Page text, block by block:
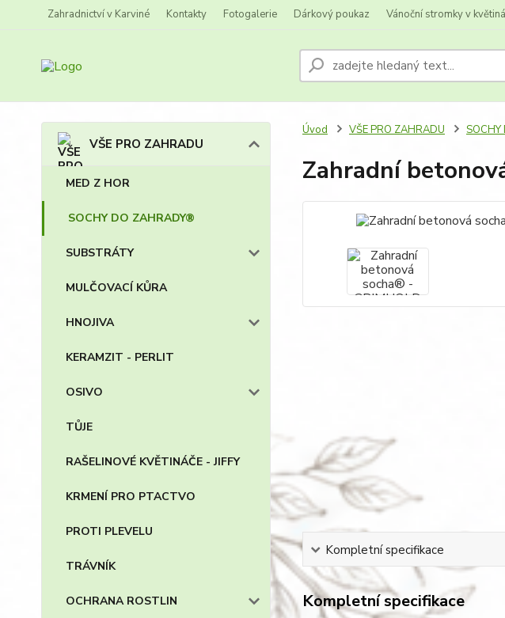
Zahradnictví v Karviné Kontakty Fotogalerie Dárkový poukaz Vánoční stromky v
VŠE PRO ZAHRADU
MED Z HOR
SOCHY DO ZAHRADY®
SUBSTRÁTY
MULČOVACÍ KŮRA
HNOJIVA
KERAMZIT - PERLIT
OSIVO
TŮJE
RAŠELINOVÉ KVĚTINÁČE - JIFFY
KRMENÍ PRO PTACTVO
PROTI PLEVELU
TRÁVNÍK
OCHRANA ROSTLIN
Úvod VŠE PRO ZAHRADU
Zahradní
Kompletní specifikace
Kompletní specifikace